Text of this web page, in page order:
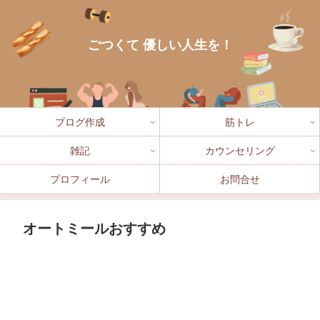
ごつくて 優しい人生を！
ブログ作成 筋トレ
雑記 カウンセリング
プロフィール お問合せ
オートミールおすすめ